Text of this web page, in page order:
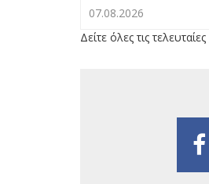
07.08.2026
Δείτε όλες τις τελευταίες